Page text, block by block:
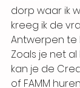
dorp waar ik
kreeg ik de
Antwerpen te
Zoals je net
kan je de
of FAMM